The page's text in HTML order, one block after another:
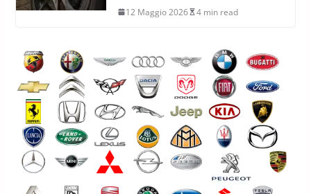
12 Maggio 2026 4 min read